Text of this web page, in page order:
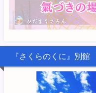
『さくらのくに』別